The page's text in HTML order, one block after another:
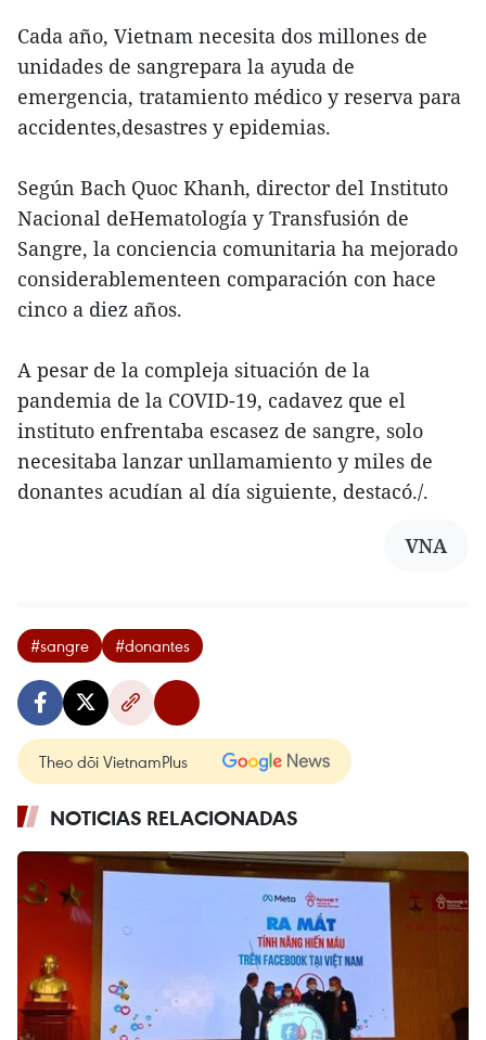
Cada año, Vietnam necesita dos millones de
unidades de sangrepara la ayuda de
emergencia, tratamiento médico y reserva para
accidentes,desastres y epidemias.
Según Bach Quoc Khanh, director del Instituto
Nacional deHematología y Transfusión de
Sangre, la conciencia comunitaria ha mejorado
considerablementeen comparación con hace
cinco a diez años.
A pesar de la compleja situación de la
pandemia de la COVID-19, cadavez que el
instituto enfrentaba escasez de sangre, solo
necesitaba lanzar unllamamiento y miles de
donantes acudían al día siguiente, destacó./.
VNA
#sangre #donantes
Theo dõi VietnamPlus
NOTICIAS RELACIONADAS